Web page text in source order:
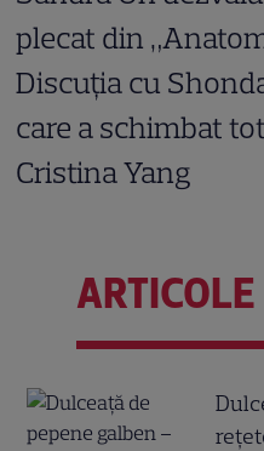
plecat din
Discuția cu
care a schimbat
Cristina Yang